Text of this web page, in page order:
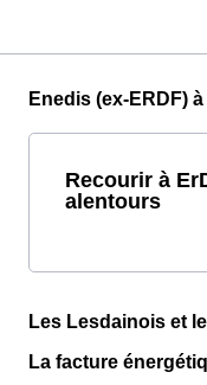
Enedis (ex-ERDF)
Recourir à
alentours
Les Lesdainois et
La facture